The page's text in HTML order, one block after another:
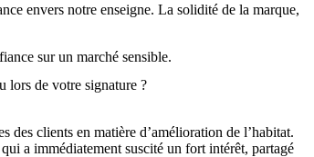
envers notre enseigne. La solidité de la marque,
sur un marché sensible.
lors de votre signature ?
clients en matière d’amélioration de l’habitat.
a immédiatement suscité un fort intérêt, partagé